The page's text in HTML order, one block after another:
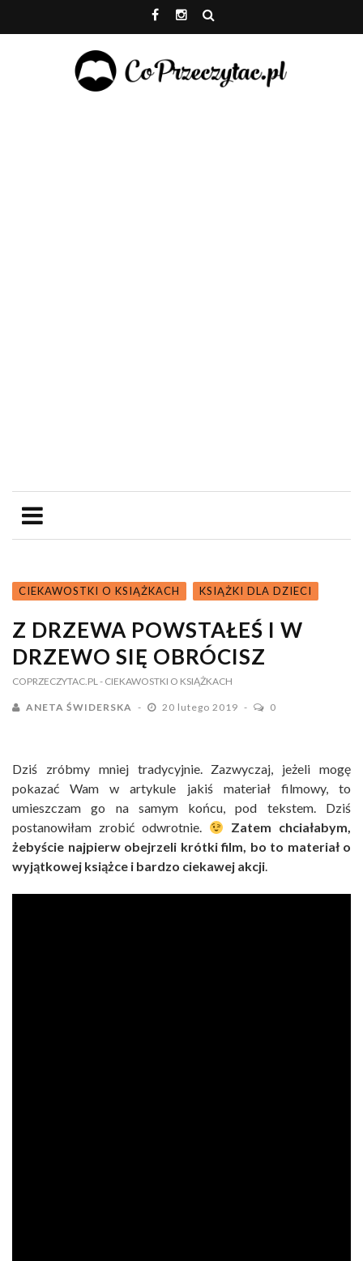
CIEKAWOSTKI O KSIĄŻKACH KSIĄŻKI DLA DZIECI
Z DRZEWA POWSTAŁEŚ I W
DRZEWO SIĘ OBRÓCISZ
COPRZECZYTAC.PL - CIEKAWOSTKI O KSIĄŻKACH
ANETA ŚWIDERSKA 20 lutego 2019 0
Dziś zróbmy mniej tradycyjnie. Zazwyczaj, jeżeli mogę
pokazać Wam w artykule jakiś materiał filmowy, to
umieszczam go na samym końcu, pod tekstem. Dziś
postanowiłam zrobić odwrotnie.
Zatem chciałabym,
żebyście najpierw obejrzeli krótki film, bo to materiał o
wyjątkowej książce i bardzo ciekawej akcji.